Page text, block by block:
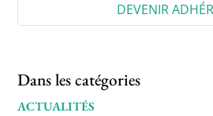
DEVENIR
Dans les catégories
ACTUALITÉS